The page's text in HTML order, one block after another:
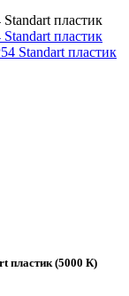
пластик
пластик
пластик (5000 К)